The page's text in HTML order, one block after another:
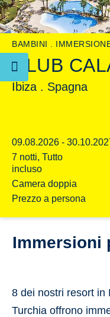
BAMBINI
CLUB
Ibiza . Spagna
09.08.2026 -
7 notti, Tutto
incluso
Camera doppia
Prezzo a persona
Immersioni
8 dei nostri resort in
Turchia offrono